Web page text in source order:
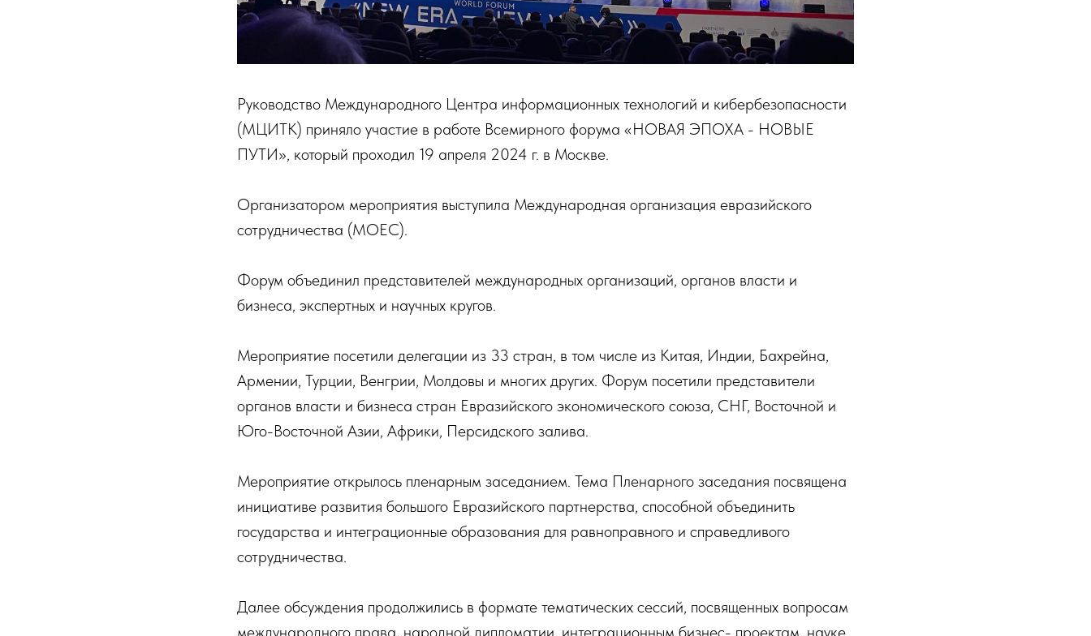
Руководство Международного Центра информационных технологий и кибербезопасности
(МЦИТК) приняло участие в работе Всемирного форума «НОВАЯ ЭПОХА - НОВЫЕ
ПУТИ», который проходил 19 апреля 2024 г. в Москве.
Организатором мероприятия выступила Международная организация евразийского
сотрудничества (МОЕС).
Форум объединил представителей международных организаций, органов власти и
бизнеса, экспертных и научных кругов.
Мероприятие посетили делегации из 33 стран, в том числе из Китая, Индии, Бахрейна,
Армении, Турции, Венгрии, Молдовы и многих других. Форум посетили представители
органов власти и бизнеса стран Евразийского экономического союза, СНГ, Восточной и
Юго-Восточной Азии, Африки, Персидского залива.
Мероприятие открылось пленарным заседанием. Тема Пленарного заседания посвящена
инициативе развития большого Евразийского партнерства, способной объединить
государства и интеграционные образования для равноправного и справедливого
сотрудничества.
Далее обсуждения продолжились в формате тематических сессий, посвященных вопросам
международного права, народной дипломатии, интеграционным бизнес- проектам, науке